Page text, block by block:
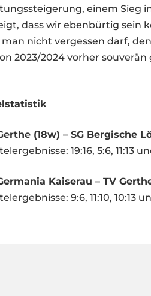
einem Sieg
dass wir ebenbürtig sein
man nicht vergessen darf,
2023/2024 vorher
(18w) – SG Bergische
19:16, 5:6, 11:13
Kaiserau – TV
9:6, 11:10, 10:13